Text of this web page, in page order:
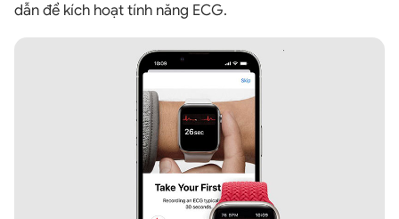
dẫn để kích hoạt tính năng ECG.